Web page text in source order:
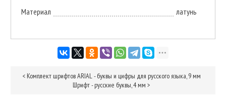
Материал
латунь
< Комплект шрифтов ARIAL - буквы и цифры для русского языка, 9 мм
Шрифт - русские буквы, 4 мм >